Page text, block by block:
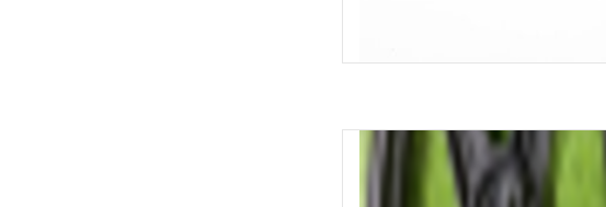
YDRA Luxis voorvelg
TOEVOEGEN AAN WINKELWAGEN